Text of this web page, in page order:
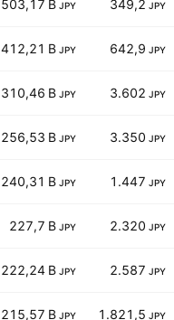
503,17 B JPY 349,2 JPY
412,21 B JPY 642,9 JPY
310,46 B JPY 3.602 JPY
256,53 B JPY 3.350 JPY
240,31 B JPY 1.447 JPY
227,7 B JPY 2.320 JPY
222,24 B JPY 2.587 JPY
215,57 B JPY 1.821,5 JPY